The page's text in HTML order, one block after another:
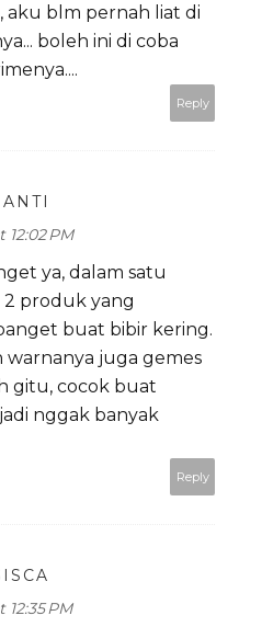
aku blm pernah liat di
boleh ini di coba
Reply
12:02 PM
ya, dalam satu
2 produk yang
buat bibir kering.
warnanya juga gemes
gitu, cocok buat
nggak banyak
Reply
12:35 PM